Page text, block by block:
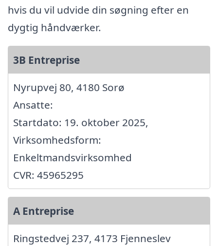
hvis du vil udvide din søgning efter en
dygtig håndværker.
3B Entreprise
Nyrupvej 80, 4180 Sorø
Ansatte:
Startdato: 19. oktober 2025,
Virksomhedsform:
Enkeltmandsvirksomhed
CVR: 45965295
A Entreprise
Ringstedvej 237, 4173 Fjenneslev